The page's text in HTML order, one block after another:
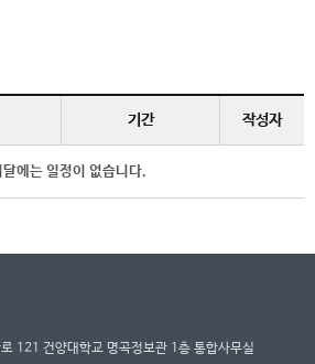
기간 작성자
달에는 일정이 없습니다.
121 건양대학교 명곡정보관 1층 통합사무실